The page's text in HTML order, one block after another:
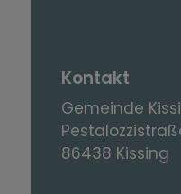
Kontakt
Gemeinde
86438 Kissing